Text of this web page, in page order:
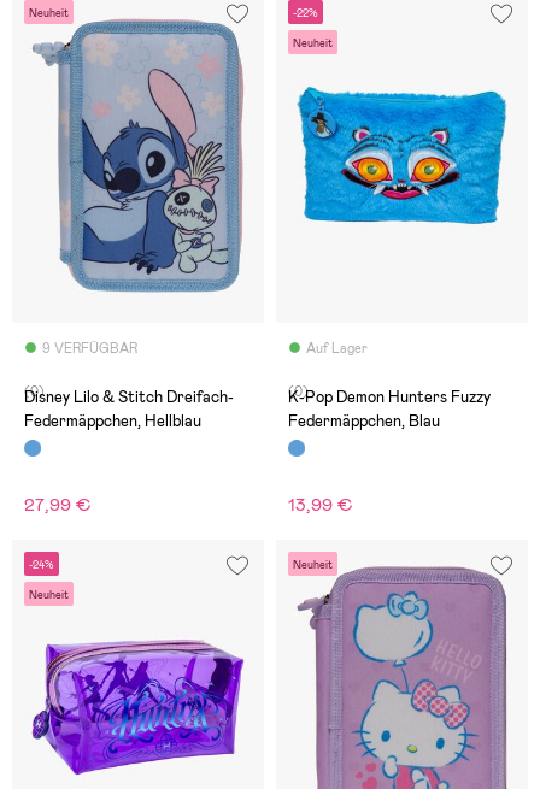
Neuheit
9 VERFÜGBAR
(0)
Disney Lilo & Stitch Dreifach-
Federmäppchen, Hellblau
27,99 €
-22%
Neuheit
Auf Lager
(0)
K-Pop Demon Hunters Fuzzy
Federmäppchen, Blau
13,99 €
-24%
Neuheit
Neuheit